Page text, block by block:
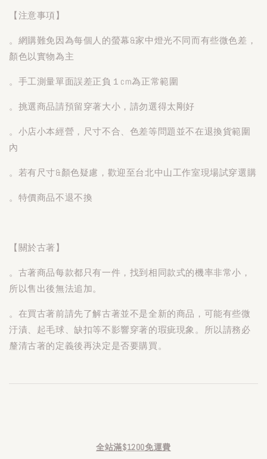
【注意事項】
。網購難免因為每個人的螢幕&家中燈光不同而有些微色差，
顏色以實物為主
。手工測量單面誤差正負１cm為正常範圍
。挑選商品請預留穿著大小，請勿選得太剛好
。小店小本經營，尺寸不合、色差等問題並不在退換貨範圍
內
。若有尺寸&顏色疑慮，歡迎至台北中山工作室現場試穿選購
。特價商品不退不換
【關於古著】
。古著商品每款都只有一件，找到相同款式的機率非常小，
所以售出後無法追加。
。在買古著前請先了解古著並不是全新的商品，可能有些微
汙漬、起毛球、缺扣等不影響穿著的瑕疵現象。所以請務必
釐清古著的定義後再決定是否要購買。
全站滿$1200免運費